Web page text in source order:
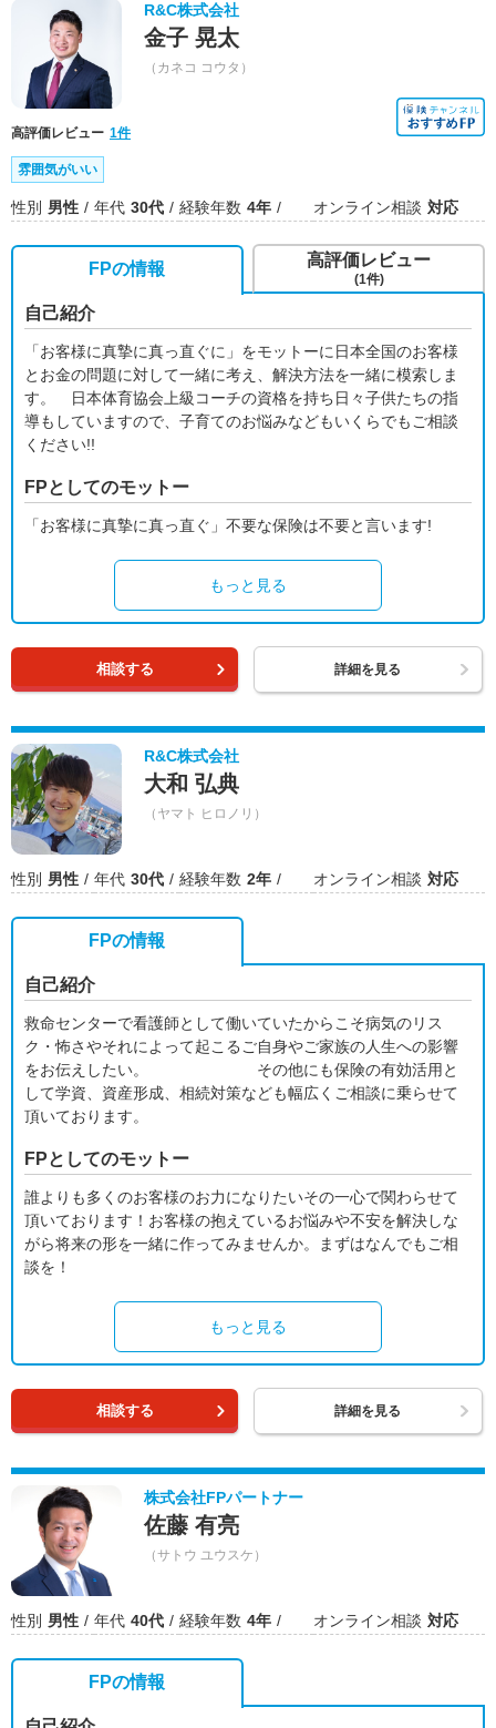
R&C株式会社
金子 晃太
（カネコ コウタ）
高評価レビュー 1件
雰囲気がいい
性別 男性 年代 30代 経験年数 4年 オンライン相談 対応
FPの情報
自己紹介
「お客様に真摯に真っ直ぐに」をモットーに日本全国のお客様
とお金の問題に対して一緒に考え、解決方法を一緒に模索しま
す。 日本体育協会上級コーチの資格を持ち日々子供たちの指
導もしていますので、子育てのお悩みなどもいくらでもご相談
ください!!
FPとしてのモットー
「お客様に真摯に真っ直ぐ」不要な保険は不要と言います!
もっと見る
高評価レビュー
(1件)
相談する 詳細を見る
R&C株式会社
大和 弘典
（ヤマト ヒロノリ）
性別 男性 年代 30代 経験年数 2年 オンライン相談 対応
FPの情報
自己紹介
救命センターで看護師として働いていたからこそ病気のリス
ク・怖さやそれによって起こるご自身やご家族の人生への影響
をお伝えしたい。 その他にも保険の有効活用と
して学資、資産形成、相続対策なども幅広くご相談に乗らせて
頂いております。
FPとしてのモットー
誰よりも多くのお客様のお力になりたいその一心で関わらせて
頂いております！お客様の抱えているお悩みや不安を解決しな
がら将来の形を一緒に作ってみませんか。まずはなんでもご相
談を！
もっと見る
相談する 詳細を見る
株式会社FPパートナー
佐藤 有亮
（サトウ ユウスケ）
性別 男性 年代 40代 経験年数 4年 オンライン相談 対応
FPの情報